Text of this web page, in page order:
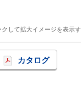
クして拡大イメージを表示
カタログ